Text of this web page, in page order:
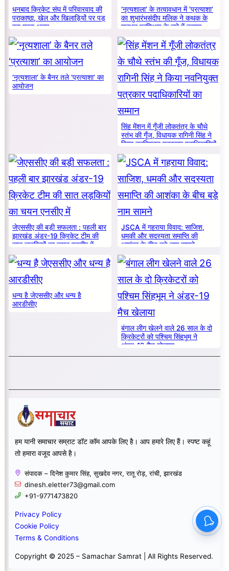
धनबाद क्रिकेट संघ में परिवारवाद की
पराकाष्ठा, खेल और खिलाड़ियों पर पड़
रहा गहरा असर
‘नृत्यशाला’ के तत्वावधान में ‘प्रत्याशा’
का शुभारंभसंदीप मलिक ने कथक के
मूलभूत प्रशिक्षण के बारे में बताया
‘नृत्यशाला’ के बैनर तले ‘प्रत्याशा’ का
आयोजन
सिंह मेंशन में गूँजी लोकतंत्र के चौथे
स्तंभ की गूँज, विधायक रागिनी सिंह ने
किया नवनियुक्त पत्रकार पदाधिकारियों
का सम्मान
जेएससीए की बड़ी सफलता : पहली बार
झारखंड अंडर-19 क्रिकेट टीम की
सात लड़कियों का चयन एनसीए में
JSCA में गहराया विवाद: साजिश,
धमकी और सदस्यता समाप्ति की
आशंका के बीच बड़े नाम सामने
धन्य है जेएससीए और धन्य है
आरडीसीए
बंगाल लीग खेलने वाले 26 साल के दो
क्रिकेटरों को पश्चिम सिंहभूम ने
अंडर-19 मैच खेलाया
हम यानी समाचार सम्राट डॉट कॉम आपके लिए है। आप हमारे लिए हैं। स्पष्ट कहूं
तो हमारा वजूद आपसे है।
संपादक – दिनेश कुमार सिंह, सुखदेव नगर, रातू रोड़, रांची, झारखंड
dinesh.eletter73@gmail.com
+91-9771473820
Privacy Policy
Cookie Policy
Terms & Conditions
Copyright © 2025 – Samachar Samrat | All Rights Reserved.